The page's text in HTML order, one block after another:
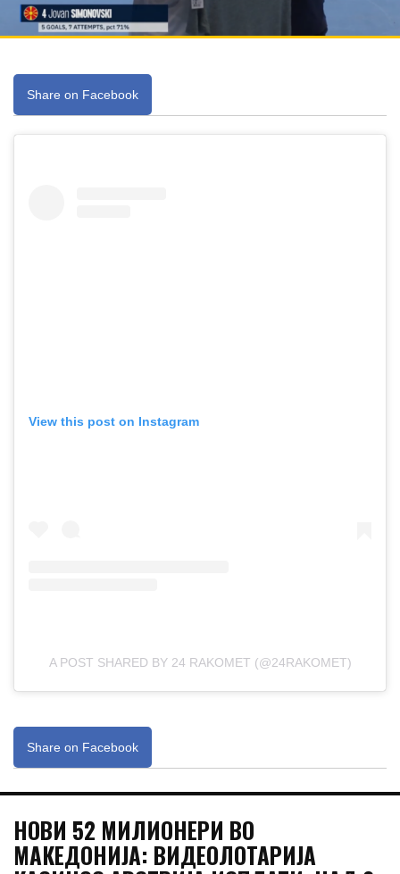
Share on Facebook
View this post on Instagram
A POST SHARED BY 24 RAKOMET (@24RAKOMET)
Share on Facebook
НОВИ 52 МИЛИОНЕРИ ВО
МАКЕДОНИЈА: ВИДЕОЛОТАРИЈА